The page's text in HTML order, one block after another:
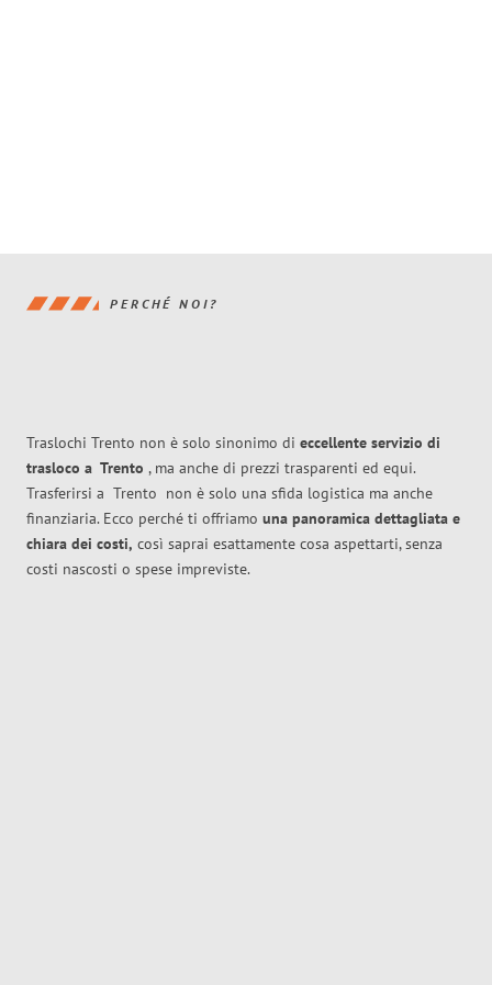
PERCHÉ NOI?
Traslochi Trento non è solo sinonimo di eccellente servizio di
trasloco a Trento , ma anche di prezzi trasparenti ed equi.
Trasferirsi a Trento non è solo una sfida logistica ma anche
finanziaria. Ecco perché ti offriamo una panoramica dettagliata e
chiara dei costi, così saprai esattamente cosa aspettarti, senza
costi nascosti o spese impreviste.